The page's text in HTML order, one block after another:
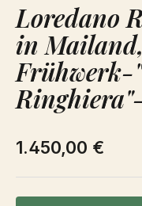
Loredano
in
Frühwerk-
1.450,00 €